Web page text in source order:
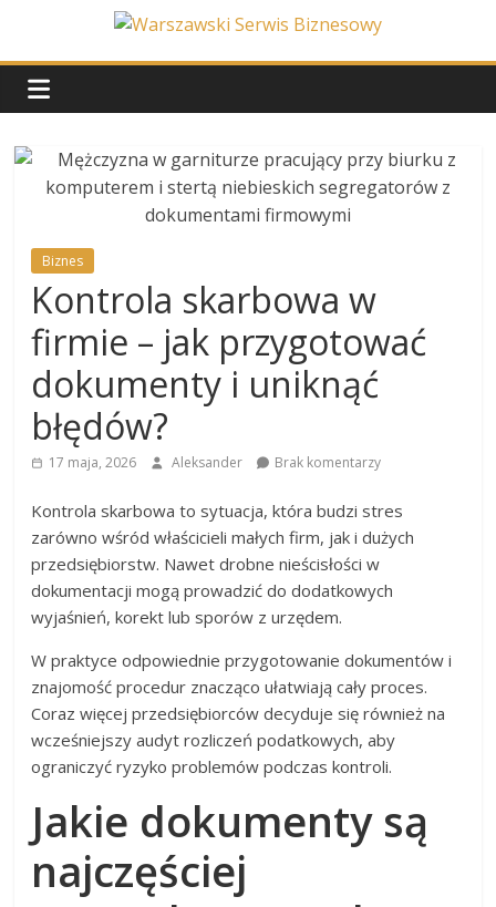
content
Warszawski
Serwis
Biznesowy
życia
stolicy
Biznes
Kontrola skarbowa w
firmie – jak przygotować
dokumenty i uniknąć
błędów?
17 maja, 2026 Aleksander Brak komentarzy
Kontrola skarbowa to sytuacja, która budzi stres
zarówno wśród właścicieli małych firm, jak i dużych
przedsiębiorstw. Nawet drobne nieścisłości w
dokumentacji mogą prowadzić do dodatkowych
wyjaśnień, korekt lub sporów z urzędem.
W praktyce odpowiednie przygotowanie dokumentów i
znajomość procedur znacząco ułatwiają cały proces.
Coraz więcej przedsiębiorców decyduje się również na
wcześniejszy audyt rozliczeń podatkowych, aby
ograniczyć ryzyko problemów podczas kontroli.
Jakie dokumenty są
najczęściej